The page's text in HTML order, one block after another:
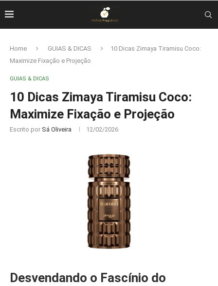
Home GUIAS & DICAS
10 Dicas Zimaya Tiramisu Coco:
Maximize Fixação e Projeção
GUIAS & DICAS
10 Dicas Zimaya Tiramisu Coco:
Maximize Fixação e Projeção
Escrito por Sá Oliveira 12/02/2026
Desvendando o Fascínio do